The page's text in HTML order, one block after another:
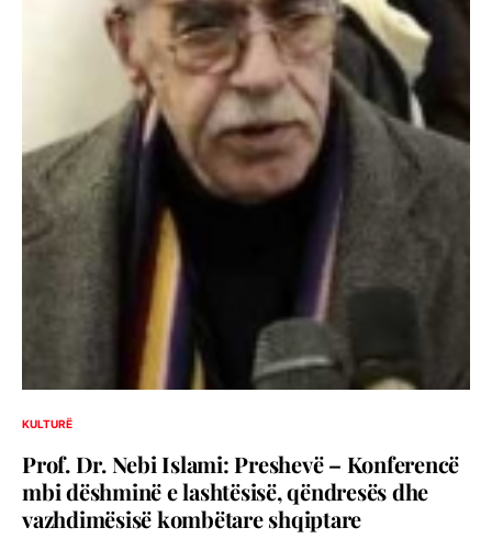
KULTURË
Prof. Dr. Nebi Islami: Preshevë – Konferencë
mbi dëshminë e lashtësisë, qëndresës dhe
vazhdimësisë kombëtare shqiptare